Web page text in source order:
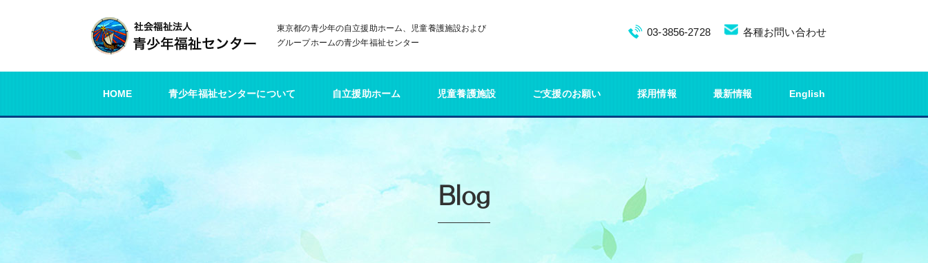
東京都の青少年の自立援助ホーム、児童養護施設および
グループホームの青少年福祉センター
03-3856-2728 各種お問い合わせ
HOME 青少年福祉センターについて 自立援助ホーム 児童養護施設 ご支援のお願い 採用情報 最新情報 English
Blog